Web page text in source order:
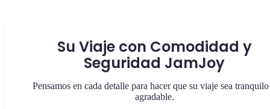
Su Viaje con Comodidad y
Seguridad JamJoy
Pensamos en cada detalle para hacer que su viaje sea
agradable.